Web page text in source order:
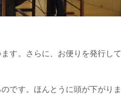
す。さらに、お便りを発行して
です。ほんとうに頭が下がりま